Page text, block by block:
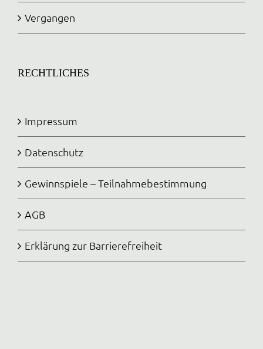
Vergangen
RECHTLICHES
Impressum
Datenschutz
Gewinnspiele – Teilnahmebestimmung
AGB
Erklärung zur Barrierefreiheit